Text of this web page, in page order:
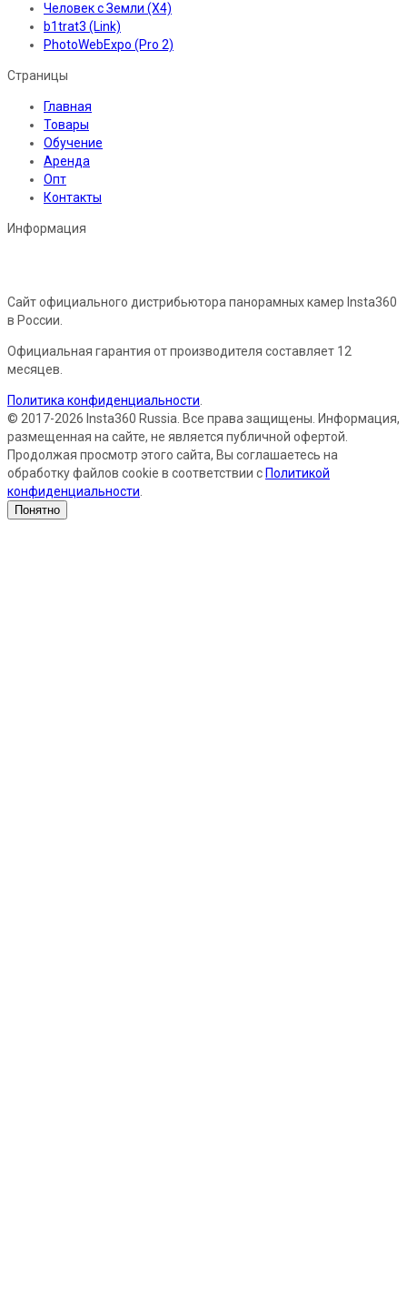
Человек с Земли (X4)
b1trat3 (Link)
PhotoWebExpo (Pro 2)
Страницы
Главная
Товары
Обучение
Аренда
Опт
Контакты
Информация
Сайт официального дистрибьютора панорамных камер Insta360
в России.
Официальная гарантия от производителя составляет 12
месяцев.
Политика конфиденциальности
© 2017-2026 Insta360 Russia. Все права защищены. Информация,
размещенная на сайте, не является публичной офертой.
Продолжая просмотр этого сайта, Вы соглашаетесь на
обработку файлов cookie в соответствии с Политикой
конфиденциальности
Понятно